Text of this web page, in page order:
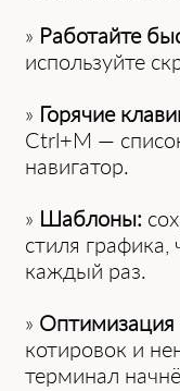
» Работайте
используйте
» Горячие
Ctrl+M —
навигатор.
» Шаблоны:
стиля графика,
каждый раз.
» Оптимизация
котировок и
терминал